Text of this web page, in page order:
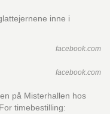
inne i
facebook.com
facebook.com
på Misterhallen hos
timebestilling: